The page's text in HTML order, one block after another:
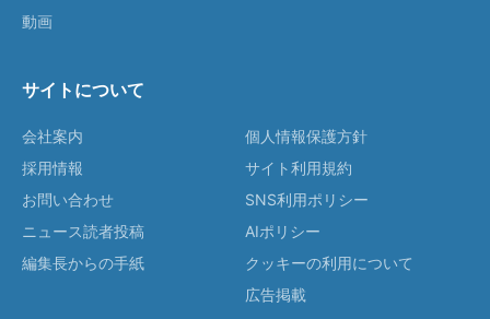
動画
サイトについて
会社案内
採用情報
お問い合わせ
ニュース読者投稿
編集長からの手紙
個人情報保護方針
サイト利用規約
SNS利用ポリシー
AIポリシー
クッキーの利用について
広告掲載